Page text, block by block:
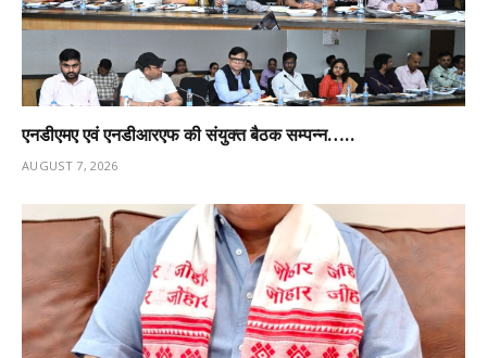
एनडीएमए एवं एनडीआरएफ की संयुक्त बैठक सम्पन्न…..
AUGUST 7, 2026